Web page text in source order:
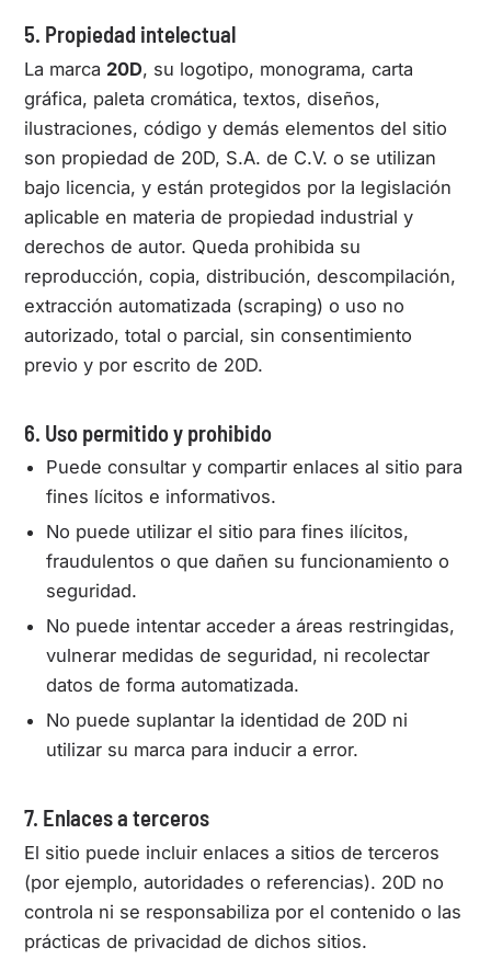
5. Propiedad intelectual
La marca 20D, su logotipo, monograma, carta
gráfica, paleta cromática, textos, diseños,
ilustraciones, código y demás elementos del sitio
son propiedad de 20D, S.A. de C.V. o se utilizan
bajo licencia, y están protegidos por la legislación
aplicable en materia de propiedad industrial y
derechos de autor. Queda prohibida su
reproducción, copia, distribución, descompilación,
extracción automatizada (scraping) o uso no
autorizado, total o parcial, sin consentimiento
previo y por escrito de 20D.
6. Uso permitido y prohibido
Puede consultar y compartir enlaces al sitio para
fines lícitos e informativos.
No puede utilizar el sitio para fines ilícitos,
fraudulentos o que dañen su funcionamiento o
seguridad.
No puede intentar acceder a áreas restringidas,
vulnerar medidas de seguridad, ni recolectar
datos de forma automatizada.
No puede suplantar la identidad de 20D ni
utilizar su marca para inducir a error.
7. Enlaces a terceros
El sitio puede incluir enlaces a sitios de terceros
(por ejemplo, autoridades o referencias). 20D no
controla ni se responsabiliza por el contenido o las
prácticas de privacidad de dichos sitios.